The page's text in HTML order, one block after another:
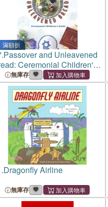
滿額折
Passover and Unleavened
Ceremonial Children's
無庫存
Dragonfly Airline
無庫存